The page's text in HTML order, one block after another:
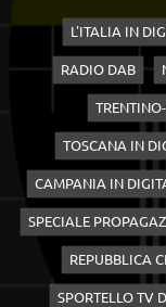
L'ITALIA IN
RADIO DAB
TOSCANA IN
CAMPANIA IN
SPECIALE
REPUBBLICA
SPORTELLO TV